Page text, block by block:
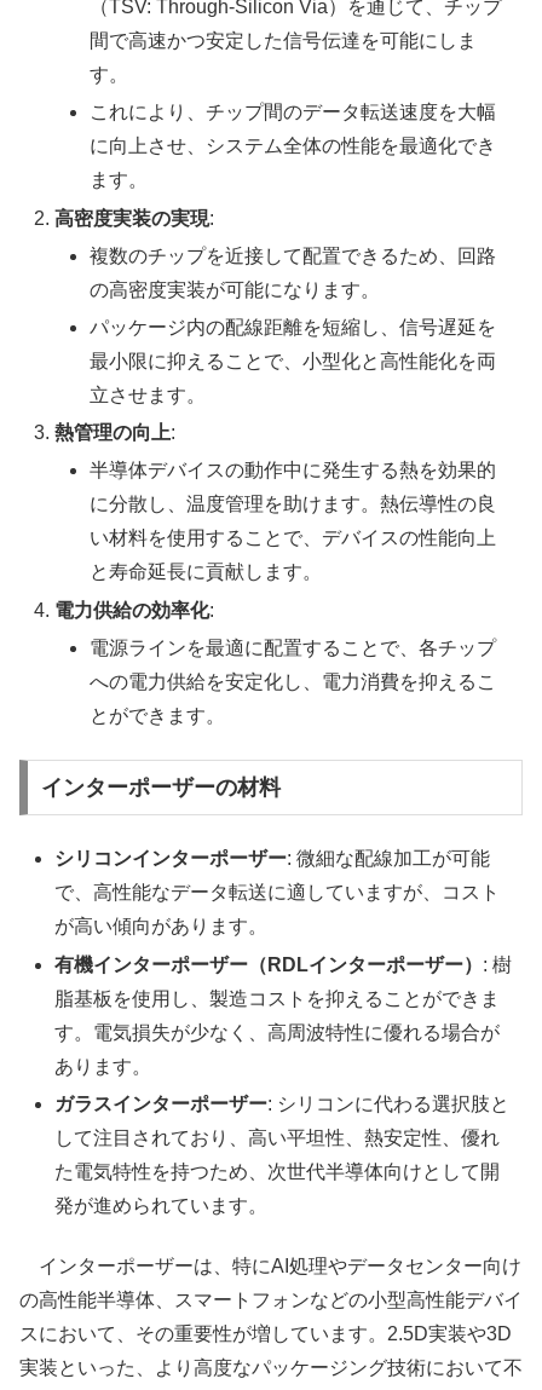
（TSV: Through-Silicon Via）を通じて、チップ
間で高速かつ安定した信号伝達を可能にしま
す。
これにより、チップ間のデータ転送速度を大幅
に向上させ、システム全体の性能を最適化でき
ます。
高密度実装の実現:
複数のチップを近接して配置できるため、回路
の高密度実装が可能になります。
パッケージ内の配線距離を短縮し、信号遅延を
最小限に抑えることで、小型化と高性能化を両
立させます。
熱管理の向上:
半導体デバイスの動作中に発生する熱を効果的
に分散し、温度管理を助けます。熱伝導性の良
い材料を使用することで、デバイスの性能向上
と寿命延長に貢献します。
電力供給の効率化:
電源ラインを最適に配置することで、各チップ
への電力供給を安定化し、電力消費を抑えるこ
とができます。
インターポーザーの材料
シリコンインターポーザー: 微細な配線加工が可能
で、高性能なデータ転送に適していますが、コスト
が高い傾向があります。
有機インターポーザー（RDLインターポーザー） : 樹
脂基板を使用し、製造コストを抑えることができま
す。電気損失が少なく、高周波特性に優れる場合が
あります。
ガラスインターポーザー: シリコンに代わる選択肢と
して注目されており、高い平坦性、熱安定性、優れ
た電気特性を持つため、次世代半導体向けとして開
発が進められています。
インターポーザーは、特にAI処理やデータセンター向け
の高性能半導体、スマートフォンなどの小型高性能デバイ
スにおいて、その重要性が増しています。2.5D実装や3D
実装といった、より高度なパッケージング技術において不